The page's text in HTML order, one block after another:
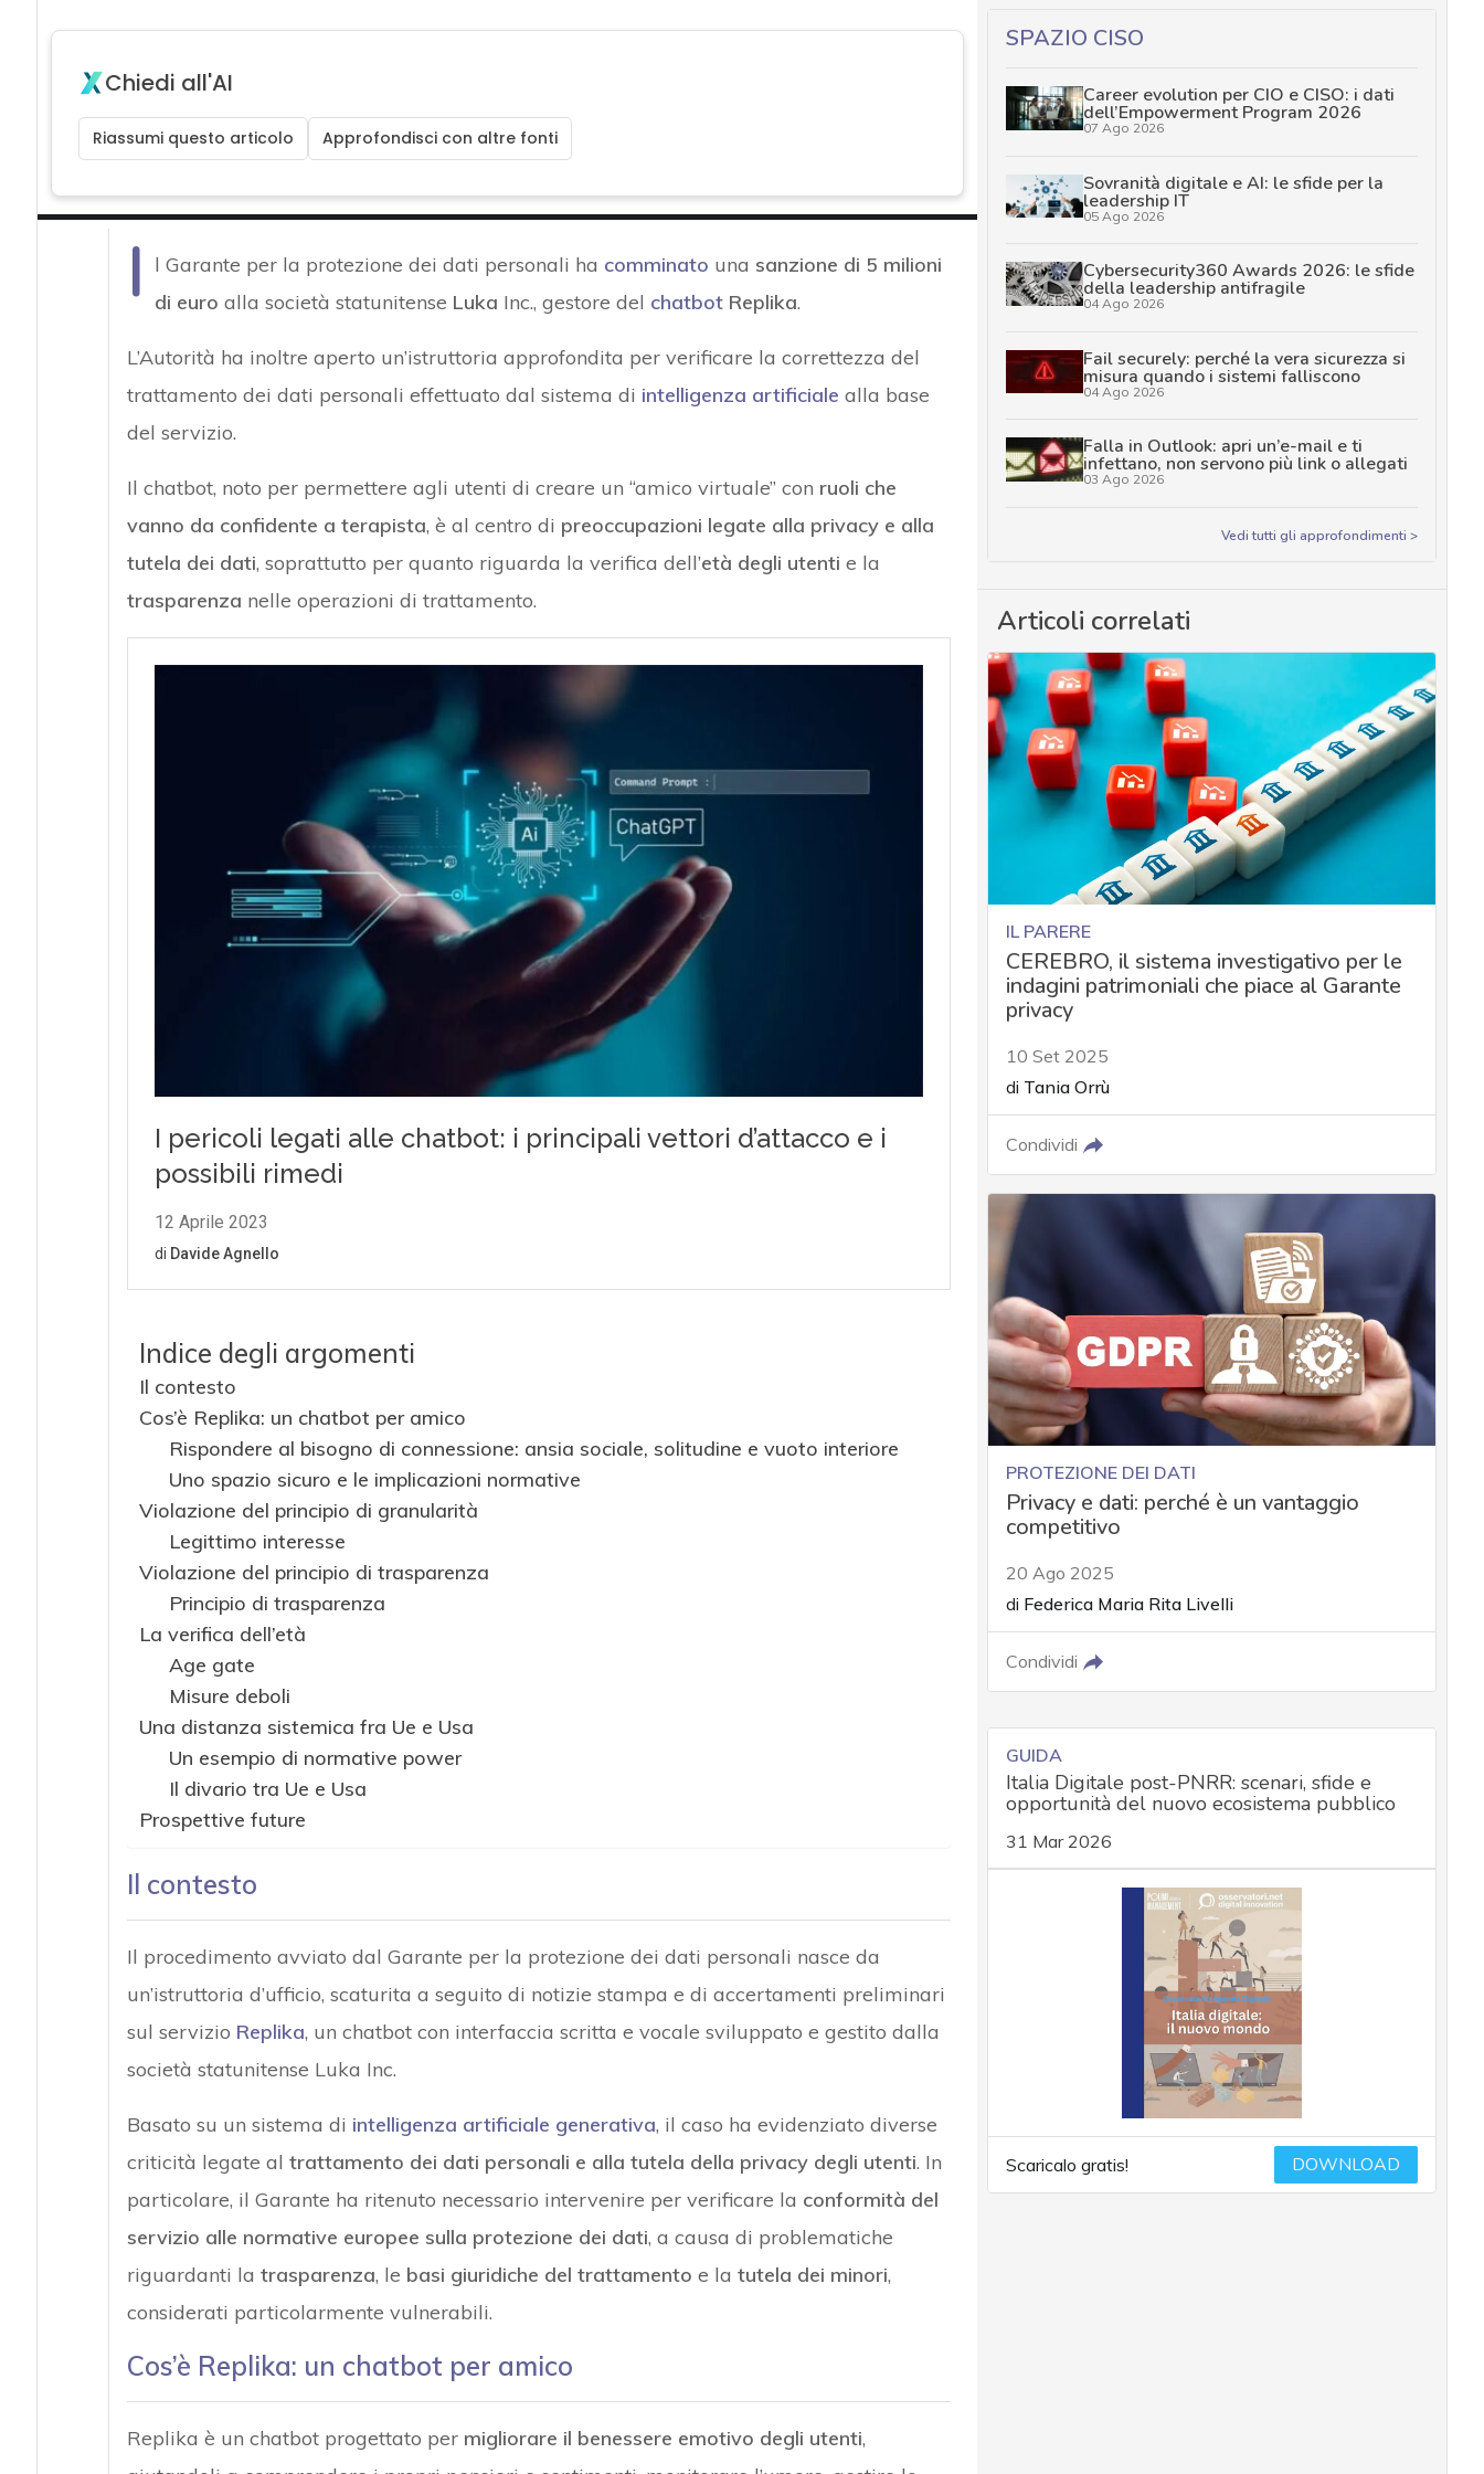
Chiedi all'AI
Riassumi questo articolo Approfondisci con altre fonti
I l Garante per la protezione dei dati personali ha comminato una sanzione di 5 milioni
di euro alla società statunitense Luka Inc., gestore del chatbot Replika.
L’Autorità ha inoltre aperto un’istruttoria approfondita per verificare la correttezza del
trattamento dei dati personali effettuato dal sistema di intelligenza artificiale alla base
del servizio.
Il chatbot, noto per permettere agli utenti di creare un “amico virtuale” con ruoli che
vanno da confidente a terapista, è al centro di preoccupazioni legate alla privacy e alla
tutela dei dati, soprattutto per quanto riguarda la verifica dell’età degli utenti e la
trasparenza nelle operazioni di trattamento.
Indice degli argomenti
Il contesto
Cos’è Replika: un chatbot per amico
Rispondere al bisogno di connessione: ansia sociale, solitudine e vuoto interiore
Uno spazio sicuro e le implicazioni normative
Violazione del principio di granularità
Legittimo interesse
Violazione del principio di trasparenza
Principio di trasparenza
La verifica dell’età
Age gate
Misure deboli
Una distanza sistemica fra Ue e Usa
Un esempio di normative power
Il divario tra Ue e Usa
Prospettive future
Il contesto
Il procedimento avviato dal Garante per la protezione dei dati personali nasce da
un’istruttoria d’ufficio, scaturita a seguito di notizie stampa e di accertamenti preliminari
sul servizio Replika, un chatbot con interfaccia scritta e vocale sviluppato e gestito dalla
società statunitense Luka Inc.
Basato su un sistema di intelligenza artificiale generativa, il caso ha evidenziato diverse
criticità legate al trattamento dei dati personali e alla tutela della privacy degli utenti. In
particolare, il Garante ha ritenuto necessario intervenire per verificare la conformità del
servizio alle normative europee sulla protezione dei dati, a causa di problematiche
riguardanti la trasparenza, le basi giuridiche del trattamento e la tutela dei minori,
considerati particolarmente vulnerabili.
Cos’è Replika: un chatbot per amico
Replika è un chatbot progettato per migliorare il benessere emotivo degli utenti,
SPAZIO CISO
Career evolution per CIO e CISO: i dati
dell’Empowerment Program 2026
07 Ago 2026
Sovranità digitale e AI: le sfide per la
leadership IT
05 Ago 2026
Cybersecurity360 Awards 2026: le sfide
della leadership antifragile
04 Ago 2026
Fail securely: perché la vera sicurezza si
misura quando i sistemi falliscono
04 Ago 2026
Falla in Outlook: apri un’e-mail e ti
infettano, non servono più link o allegati
03 Ago 2026
Vedi tutti gli approfondimenti >
Articoli correlati
IL PARERE
CEREBRO, il sistema investigativo per le
indagini patrimoniali che piace al Garante
privacy
10 Set 2025
di Tania Orrù
Condividi
PROTEZIONE DEI DATI
Privacy e dati: perché è un vantaggio
competitivo
20 Ago 2025
di Federica Maria Rita Livelli
Condividi
GUIDA
Italia Digitale post-PNRR: scenari, sfide e
opportunità del nuovo ecosistema pubblico
31 Mar 2026
Scaricalo gratis! DOWNLOAD